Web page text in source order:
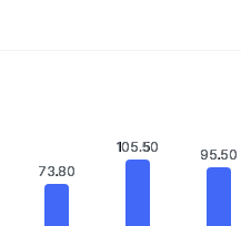
from 56.8 to 128.53.
73.80
73.80
105.50
105.50 95.50
95.50